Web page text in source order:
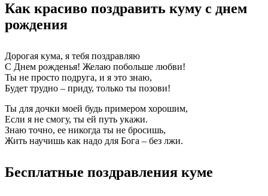
Как красиво поздравить куму с днем
рождения
Дорогая кума, я тебя поздравляю
С Днем рожденья! Желаю побольше любви!
Ты не просто подруга, и я это знаю,
Будет трудно – приду, только ты позови!
Ты для дочки моей будь примером хорошим,
Если я не смогу, ты ей путь укажи.
Знаю точно, ее никогда ты не бросишь,
Жить научишь как надо для Бога – без лжи.
Бесплатные поздравления куме